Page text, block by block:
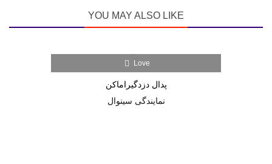
YOU MAY ALSO LIKE
Love
پدال دزدگیراماکن
نمایندگی سینوال